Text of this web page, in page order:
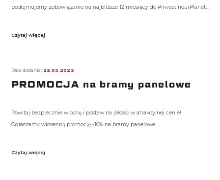
podejmujemy zobowiązanie na najbliższe 12 miesięcy do #InvestinourPlanet...
Czytaj więcej
Data dodania: 22.03.2023
PROMOCJA na bramy panelowe
Powitaj bezpiecznie wiosnę i postaw na jakość w atrakcyjnej cenie!
Ogłaszamy wiosenną promocję -10% na bramy panelowe...
Czytaj więcej